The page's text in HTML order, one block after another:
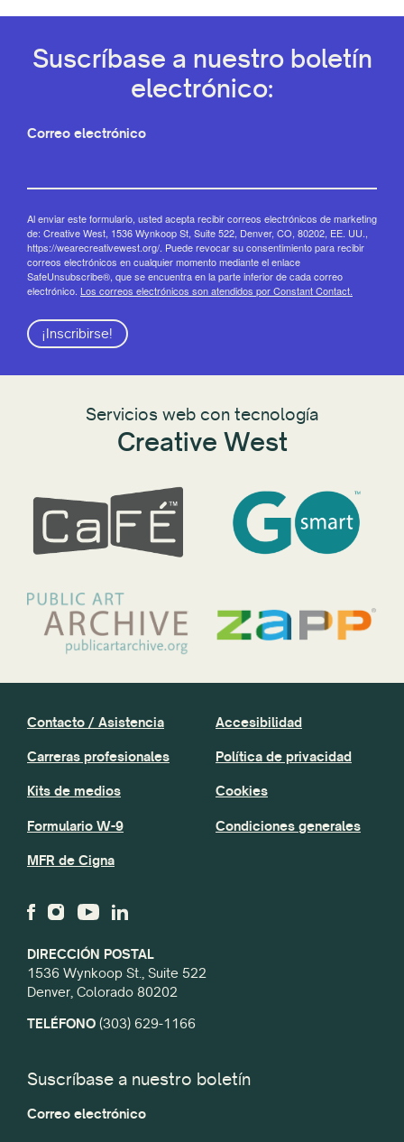
Suscríbase a nuestro boletín
electrónico:
Correo electrónico
Al enviar este formulario, usted acepta recibir correos electrónicos de marketing
de: Creative West, 1536 Wynkoop St, Suite 522, Denver, CO, 80202, EE. UU.,
https://wearecreativewest.org/. Puede revocar su consentimiento para recibir
correos electrónicos en cualquier momento mediante el enlace
SafeUnsubscribe®, que se encuentra en la parte inferior de cada correo
electrónico. Los correos electrónicos son atendidos por Constant Contact.
¡Inscribirse!
Servicios web con tecnología
Creative West
DIRECCIÓN POSTAL
1536 Wynkoop St., Suite 522
Denver, Colorado 80202
TELÉFONO (303) 629-1166
Contacto / Asistencia
Carreras profesionales
Kits de medios
Formulario W-9
MFR de Cigna
Accesibilidad
Política de privacidad
Cookies
Condiciones generales
Suscríbase a nuestro boletín
Correo electrónico